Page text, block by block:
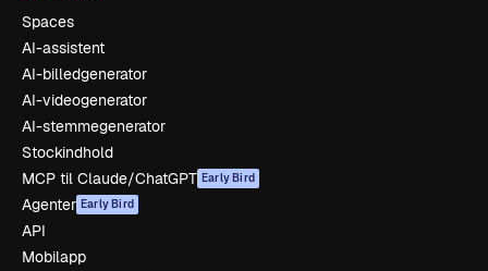
Spaces
AI-assistent
AI-billedgenerator
AI-videogenerator
AI-stemmegenerator
Stockindhold
MCP til Claude/ChatGPT Early Bird
Agenter Early Bird
API
Mobilapp